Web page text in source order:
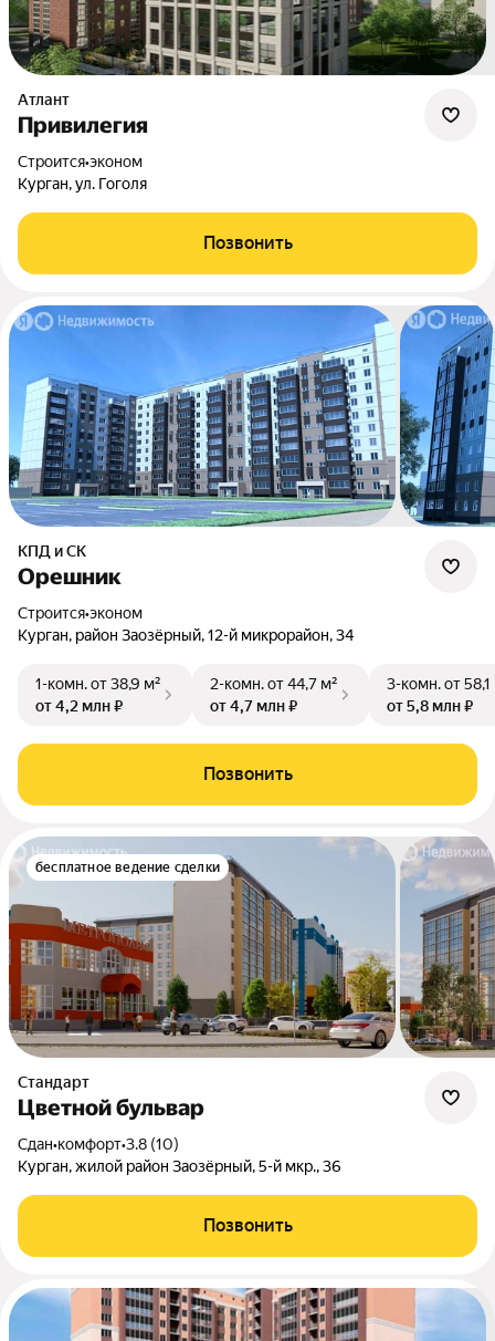
Атлант
Привилегия
Строится•эконом
Курган, ул. Гоголя
Позвонить
КПД и СК
Орешник
Строится•эконом
Курган, район Заозёрный, 12-й микрорайон, 34
1-комн.от 38,9 м²
от 4,2 млн ₽
2-комн.от 44,7 м²
от 4,7 млн ₽
3-комн.от 58,1
от 5,8 млн ₽
Позвонить
бесплатное ведение сделки
Стандарт
Цветной бульвар
Сдан•комфорт•3.8 (10)
Курган, жилой район Заозёрный, 5-й мкр., 36
Позвонить